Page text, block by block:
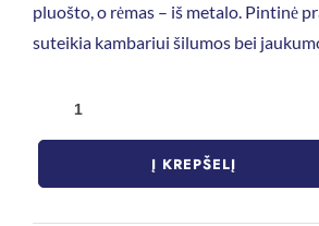
pluošto, o rėmas – iš metalo. Pintinė
suteikia kambariui šilumos bei
Į KREPŠELĮ